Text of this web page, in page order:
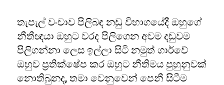
තැපැල් වංචාව පිලිබඳ නඩු විභාගයේදී ඔහුගේ
නීතීඥයා ඔහුට වරද පිලිගෙන අවම දඬුවම
පිලිගන්නා ලෙස ඉල්ලා සිටි නමුත් ගාර්වේ
ඔහුව ප්‍රතික්ෂේප කර ඔහුට නීතිමය පුහුනුවක්
නොතිබුනද, තමා වෙනුවෙන් පෙනී සිටීම